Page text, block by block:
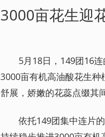
3000亩花生迎
5月18日，149团16
3000亩有机高油酸花生
舒展，娇嫩的花蕊点缀其
依托149团集中连片